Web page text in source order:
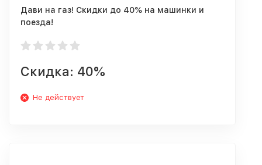
Дави на газ! Скидки до 40% на машинки и
поезда!
Скидка: 40%
Не действует